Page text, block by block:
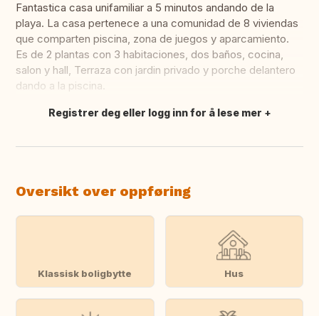
Fantastica casa unifamiliar a 5 minutos andando de la
playa. La casa pertenece a una comunidad de 8 viviendas
que comparten piscina, zona de juegos y aparcamiento.
Es de 2 plantas con 3 habitaciones, dos baños, cocina,
salon y hall, Terraza con jardin privado y porche delantero
dando a la piscina.
Oversett dette
Registrer deg eller logg inn for å lese mer
Oversikt over oppføring
Klassisk boligbytte Hus